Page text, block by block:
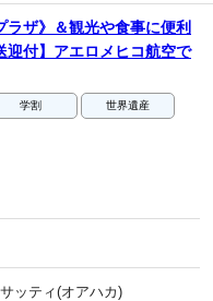
ザ》＆観光や食事に便利
迎付】アエロメヒコ航空で
学割 世界遺産
ッティ(オアハカ)